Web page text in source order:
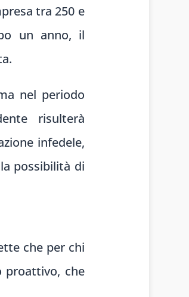
tra 250 e
un anno, il
nel periodo
risulterà
infedele,
possibilità di
che per chi
proattivo, che